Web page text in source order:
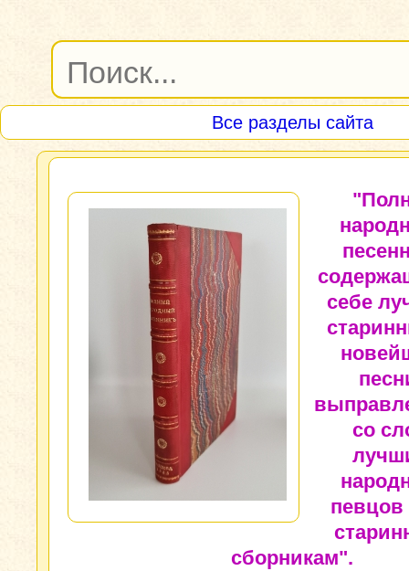
Все разделы сайта
себе
со
певцов
сборникам".